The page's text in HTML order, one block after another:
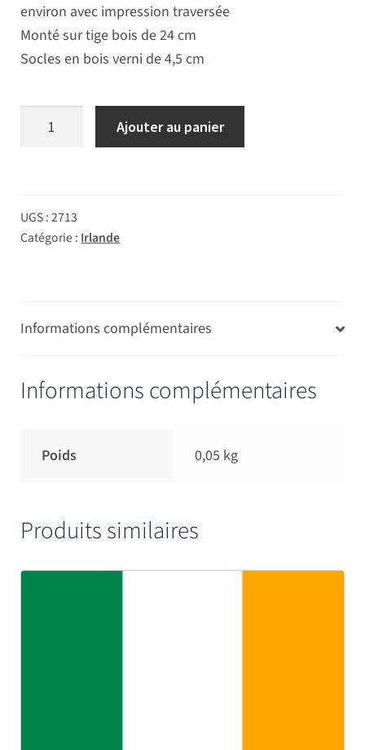
environ avec impression traversée
Monté sur tige bois de 24 cm
Socles en bois verni de 4,5 cm
quantité de Drapeau de table Irlande socle bois
Ajouter au panier
UGS :2713
Catégorie : Irlande
Informations complémentaires
Informations complémentaires
Poids 0,05 kg
Produits similaires